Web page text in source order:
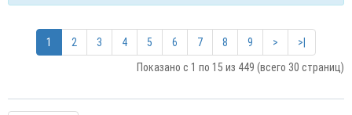
1 2 3 4 5 6 7 8 9 >
>|
Показано с 1 по 15 из 449 (всего 30 страниц)